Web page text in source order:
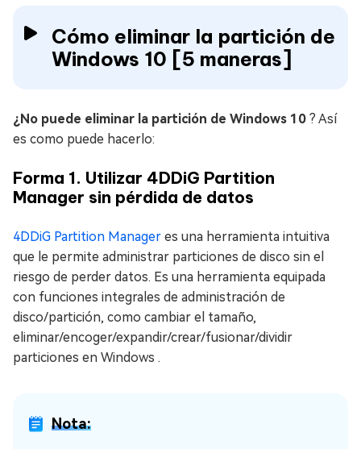
Cómo eliminar la partición de
Windows 10 [5 maneras]
¿No puede eliminar la partición de Windows 10 ? Así
es como puede hacerlo:
Forma 1. Utilizar 4DDiG Partition
Manager sin pérdida de datos
4DDiG Partition Manager es una herramienta intuitiva
que le permite administrar particiones de disco sin el
riesgo de perder datos. Es una herramienta equipada
con funciones integrales de administración de
disco/partición, como cambiar el tamaño,
eliminar/encoger/expandir/crear/fusionar/dividir
particiones en Windows .
Nota: